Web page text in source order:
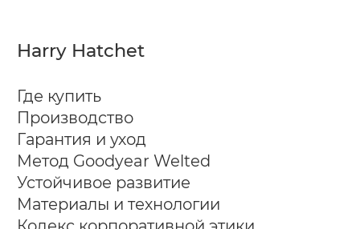
Harry Hatchet
Где купить
Производство
Гарантия и уход
Метод Goodyear Welted
Устойчивое развитие
Материалы и технологии